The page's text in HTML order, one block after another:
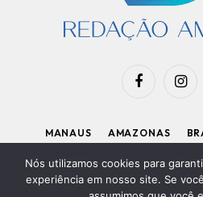
Facebook
MANAUS AMAZONAS
Nós utilizamos cookies para
experiência em nosso site. Se